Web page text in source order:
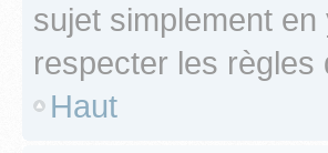
sujet simplement
respecter les règles
Haut